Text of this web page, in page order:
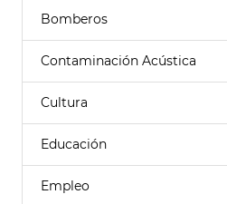
Bomberos
Contaminación Acústica
Cultura
Educación
Empleo